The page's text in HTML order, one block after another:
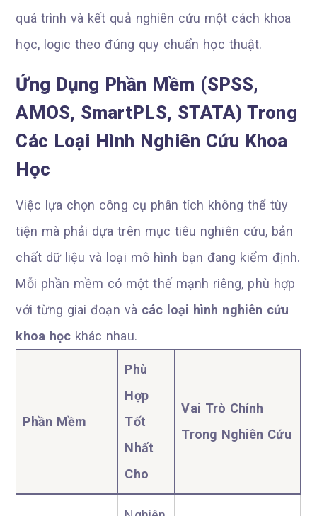
quá trình và kết quả nghiên cứu một cách khoa
học, logic theo đúng quy chuẩn học thuật.
Ứng Dụng Phần Mềm (SPSS,
AMOS, SmartPLS, STATA) Trong
Các Loại Hình Nghiên Cứu Khoa
Học
Việc lựa chọn công cụ phân tích không thể tùy
tiện mà phải dựa trên mục tiêu nghiên cứu, bản
chất dữ liệu và loại mô hình bạn đang kiểm định.
Mỗi phần mềm có một thế mạnh riêng, phù hợp
với từng giai đoạn và các loại hình nghiên cứu
khoa học khác nhau.
Phần Mềm
Phù
Hợp
Tốt
Nhất
Cho
Vai Trò Chính
Trong Nghiên Cứu